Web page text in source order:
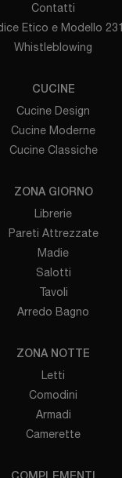
Contatti
Etico e Modello 231
Whistleblowing
CUCINE
Cucine Design
Cucine Moderne
Cucine Classiche
ZONA GIORNO
Librerie
Pareti Attrezzate
Madie
Salotti
Tavoli
Arredo Bagno
ZONA NOTTE
Letti
Comodini
Armadi
Camerette